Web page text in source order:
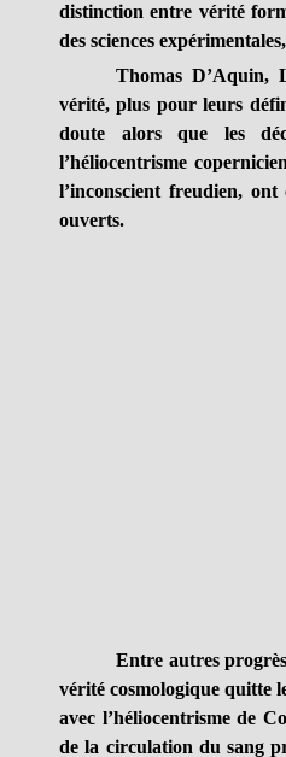
distinction entre vérité
des sciences
Thomas D’Aquin,
vérité, plus pour leurs
doute alors que les
l’héliocentrisme
l’inconscient freudien,
ouverts.
Entre autres
vérité cosmologique quitte
avec l’héliocentrisme de
de la circulation du sang